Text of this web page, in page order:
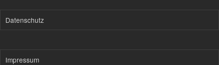
Datenschutz
Impressum